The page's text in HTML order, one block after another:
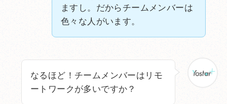
ますし。だからチームメンバーは
色々な人がいます。
なるほど！チームメンバーはリモ
ートワークが多いですか？